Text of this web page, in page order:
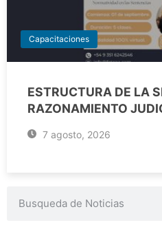
Capacitaciones
ESTRUCTURA DE LA
RAZONAMIENTO
7 agosto, 2026